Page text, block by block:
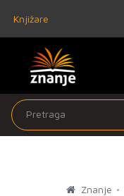
Knjižare
Znanje